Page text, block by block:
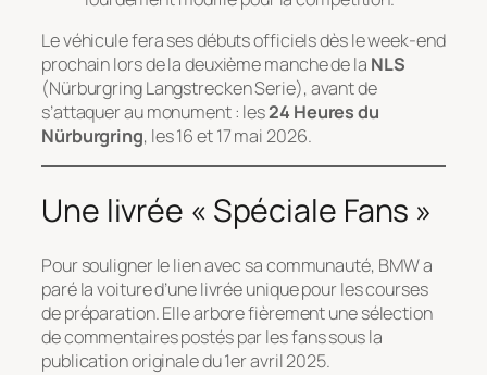
Le véhicule fera ses débuts officiels dès le week-end
prochain lors de la deuxième manche de la NLS
(Nürburgring Langstrecken Serie), avant de
s’attaquer au monument : les24 Heures du
Nürburgring, les 16 et 17 mai 2026.
Une livrée « Spéciale Fans »
Pour souligner le lien avec sa communauté, BMW a
paré la voiture d’une livrée unique pour les courses
de préparation. Elle arbore fièrement une sélection
de commentaires postés par les fans sous la
publication originale du 1er avril 2025.